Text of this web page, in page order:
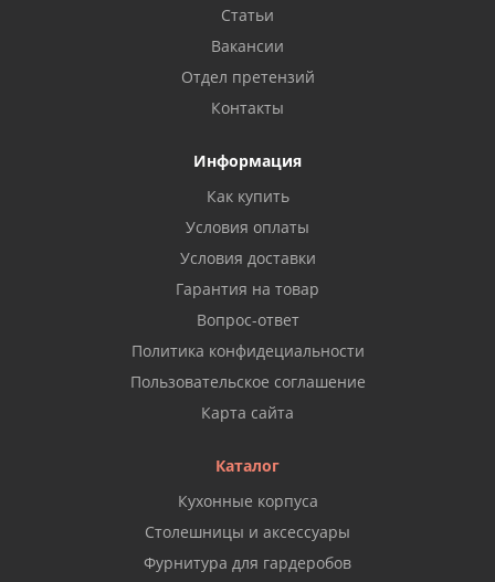
Статьи
Вакансии
Отдел претензий
Контакты
Информация
Как купить
Условия оплаты
Условия доставки
Гарантия на товар
Вопрос-ответ
Политика конфидециальности
Пользовательское соглашение
Карта сайта
Каталог
Кухонные корпуса
Столешницы и аксессуары
Фурнитура для гардеробов